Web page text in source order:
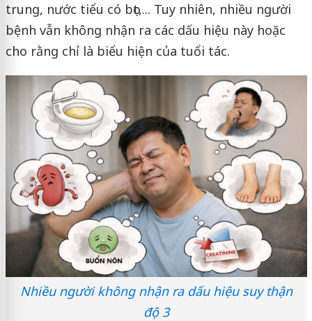
trung, nước tiểu có bọt,... Tuy nhiên, nhiều người
bệnh vẫn không nhận ra các dấu hiệu này hoặc
cho rằng chỉ là biểu hiện của tuổi tác.
Nhiều người không nhận ra dấu hiệu suy thận
độ 3